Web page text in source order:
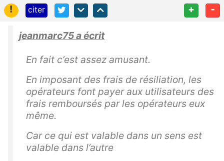
!
citer + -
jeanmarc75 a écrit
En fait c’est assez amusant.
En imposant des frais de résiliation, les
opérateurs font payer aux utilisateurs des
frais remboursés par les opérateurs eux
même.
Car ce qui est valable dans un sens est
valable dans l’autre